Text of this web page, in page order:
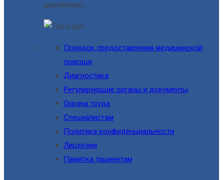
диспансер»
Порядок предоставления медицинской
помощи
Диагностика
Регулирующие органы и документы
Охрана труда
Специалистам
Политика конфиденциальности
Лицензии
Памятка пациентам